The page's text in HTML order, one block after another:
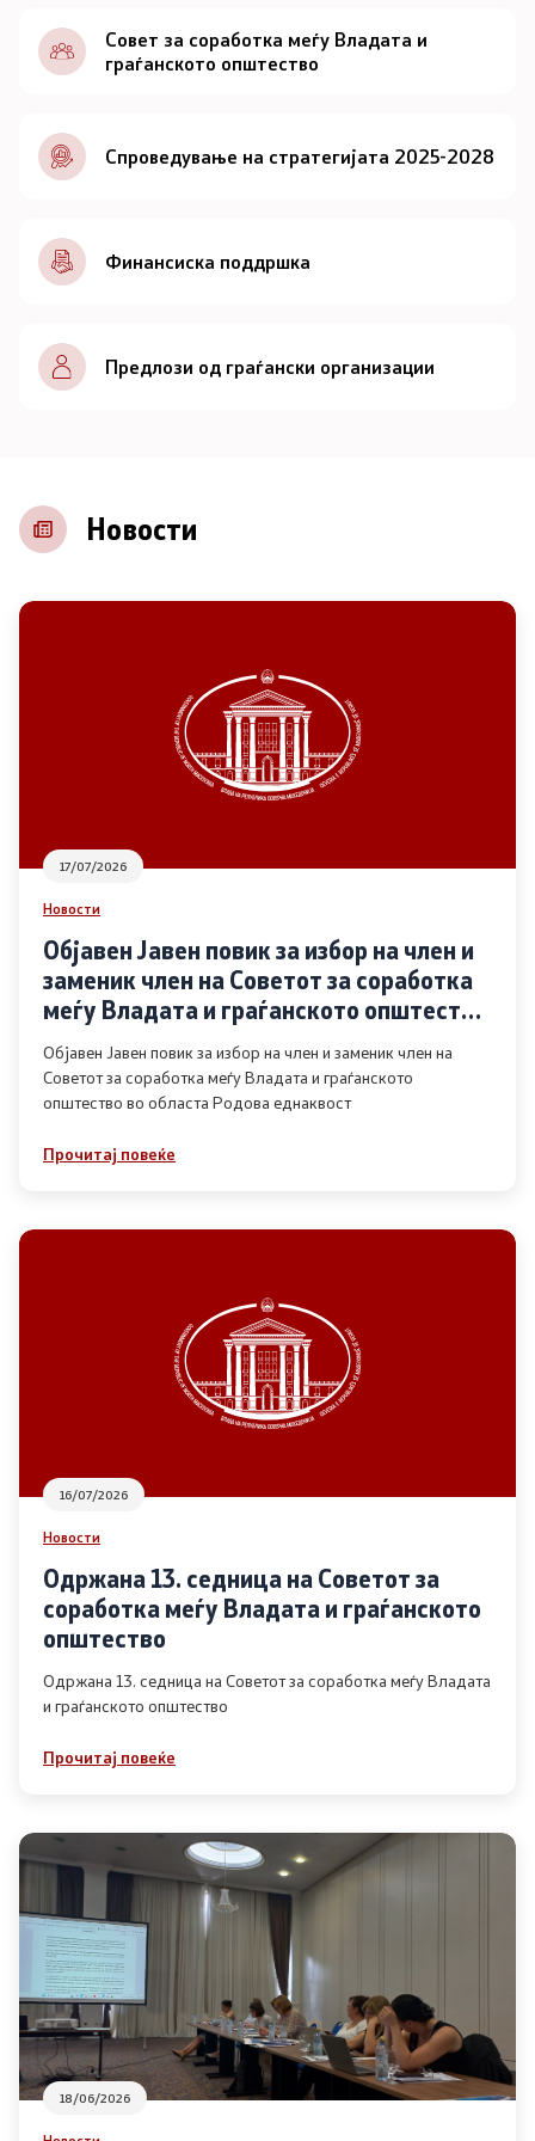
Документи
Совет
За советот
Документи
Записници и дневни редови од седниците на
Советот
Контакт
Основање на здружение
Дијалог меѓу Владата и граѓанскиот сектор
Отворени денови за иницијативи на граѓанските
организации
Финансиска поддршка
Извештаи
Список на ОЈИ
Контакт
Контакт
Линкови
Изјава за пристапност
Со еден клик до сите услуги
Совет за соработка меѓу Владата и
граѓанското општество
Спроведување на стратегијата 2025-2028
Финансиска поддршка
Предлози од граѓански организации
Новости
17/07/2026
Новости
Објавен Јавен повик за избор на член и
заменик член на Советот за соработка
меѓу Владата и граѓанското општество
во областа Родова еднаквост
Објавен Јавен повик за избор на член и заменик член на
Советот за соработка меѓу Владата и граѓанското
општество во областа Родова еднаквост
Прочитај повеќе
16/07/2026
Новости
Одржана 13. седница на Советот за
соработка меѓу Владата и граѓанското
општество
Одржана 13. седница на Советот за соработка меѓу Владата
и граѓанското општество
Прочитај повеќе
18/06/2026